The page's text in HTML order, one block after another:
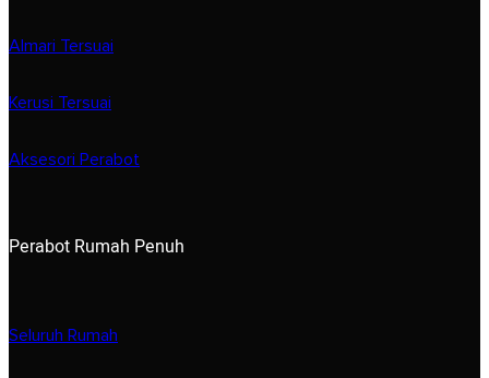
Almari Tersuai
Kerusi Tersuai
Aksesori Perabot
Perabot Rumah Penuh
Seluruh Rumah